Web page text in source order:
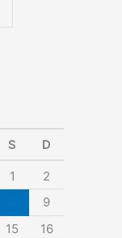
S D
1
2
9
15
16